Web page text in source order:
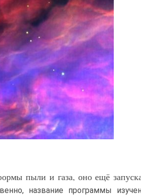
пыли и газа, оно ещё
название программы